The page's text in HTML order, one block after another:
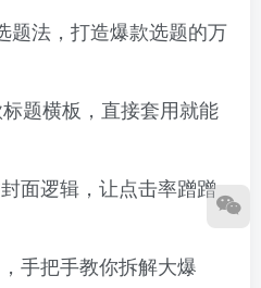
题法，打造爆款选题的万
题横板，直接套用就能
面逻辑，让点击率蹭蹭
手把手教你拆解大爆